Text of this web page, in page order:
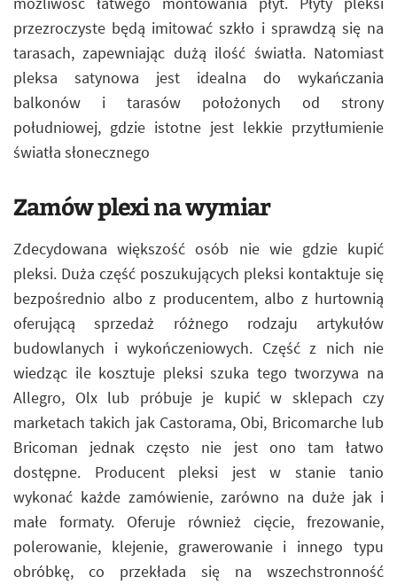
przezroczyste będą imitować szkło i sprawdzą się na
tarasach, zapewniając dużą ilość światła. Natomiast
pleksa satynowa jest idealna do wykańczania
balkonów i tarasów położonych od strony
południowej, gdzie istotne jest lekkie przytłumienie
światła słonecznego
Zamów plexi na wymiar
Zdecydowana większość osób nie wie gdzie kupić
pleksi. Duża część poszukujących pleksi kontaktuje się
bezpośrednio albo z producentem, albo z hurtownią
oferującą sprzedaż różnego rodzaju artykułów
budowlanych i wykończeniowych. Część z nich nie
wiedząc ile kosztuje pleksi szuka tego tworzywa na
Allegro, Olx lub próbuje je kupić w sklepach czy
marketach takich jak Castorama, Obi, Bricomarche lub
Bricoman jednak często nie jest ono tam łatwo
dostępne. Producent pleksi jest w stanie tanio
wykonać każde zamówienie, zarówno na duże jak i
małe formaty. Oferuje również cięcie, frezowanie,
polerowanie, klejenie, grawerowanie i innego typu
obróbkę, co przekłada się na wszechstronność